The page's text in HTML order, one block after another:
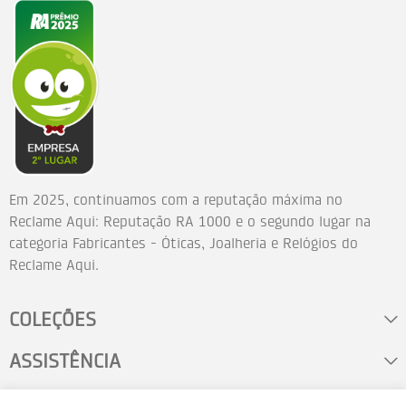
Em 2025, continuamos com a reputação máxima no
Reclame Aqui: Reputação RA 1000 e o segundo lugar na
categoria Fabricantes - Óticas, Joalheria e Relógios do
Reclame Aqui.
COLEÇÕES
ASSISTÊNCIA